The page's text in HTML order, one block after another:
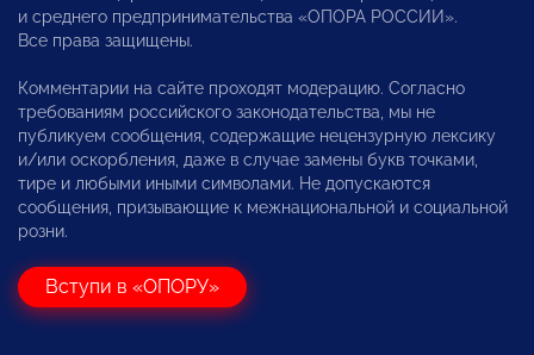
и среднего предпринимательства «ОПОРА РОССИИ».
Все права защищены.
Комментарии на сайте проходят модерацию. Согласно
требованиям российского законодательства, мы не
публикуем сообщения, содержащие нецензурную лексику
и/или оскорбления, даже в случае замены букв точками,
тире и любыми иными символами. Не допускаются
сообщения, призывающие к межнациональной и социальной
розни.
Вступи в «ОПОРУ»